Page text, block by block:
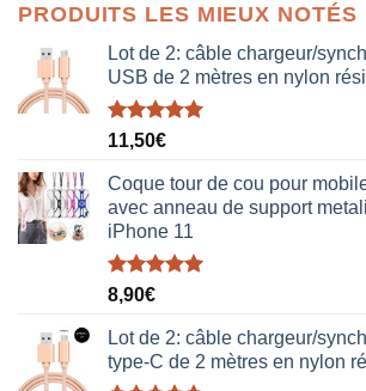
était :
38,00€.
est :
19,00€.
PRODUITS LES MIEUX NOTÉS
Lot de 2: câble chargeur/
USB de 2 mètres en nylon
Note5.00
11,50€
Coque tour de cou pour
avec anneau de support
iPhone 11
Note5.00
8,90€
Lot de 2: câble chargeur/
type-C de 2 mètres en nylon